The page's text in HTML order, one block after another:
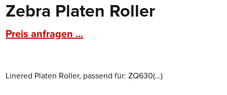
Zebra Platen Roller
Preis anfragen ...
Linered Platen Roller, passend für: ZQ630(…)